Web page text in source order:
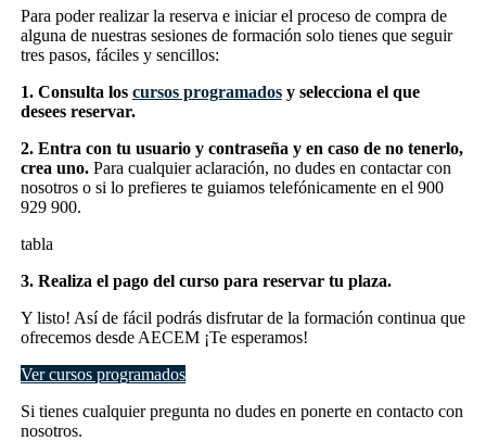
Para poder realizar la reserva e iniciar el proceso de compra de
alguna de nuestras sesiones de formación solo tienes que seguir
tres pasos, fáciles y sencillos:
1. Consulta los cursos programadosy selecciona el que
desees reservar.
2. Entra con tu usuario y contraseña y en caso de no tenerlo,
crea uno.Para cualquier aclaración, no dudes en contactar con
nosotros o si lo prefieres te guiamos telefónicamente en el 900
929 900.
tabla
3. Realiza el pago del curso para reservar tu plaza.
Y listo! Así de fácil podrás disfrutar de la formación continua que
ofrecemos desde AECEM ¡Te esperamos!
Ver cursos programados
Si tienes cualquier pregunta no dudes en ponerte en contacto con
nosotros.